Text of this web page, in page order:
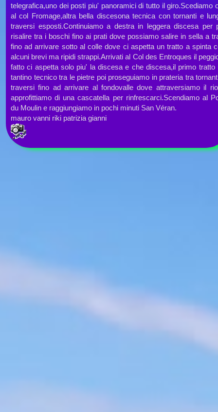
telegrafica,uno dei posti piu' panoramici di tutto il giro.Scediamo
al col Fromage,altra bella discesona tecnica con tornanti e
traversi esposti.Continuiamo a destra in leggera discesa per
risalire tra i boschi fino ai prati dove possiamo salire in sella a
fino ad arrivare sotto al colle dove ci aspetta un tratto a spinta
alcuni brevi ma ripidi strappi.Arrivati al Col des Entroques il
fatto ci aspetta solo piu' la discesa e che discesa,il primo tratto
tantino tecnico tra le pietre poi proseguiamo in prateria tra
traversi fino ad arrivare al fondovalle dove attraversiamo il
approfittiamo di una cascatella per rinfrescarci.Scendiamo al
du Moulin e raggiungiamo in pochi minuti San Véran.
mauro vanni riki patrizia gianni